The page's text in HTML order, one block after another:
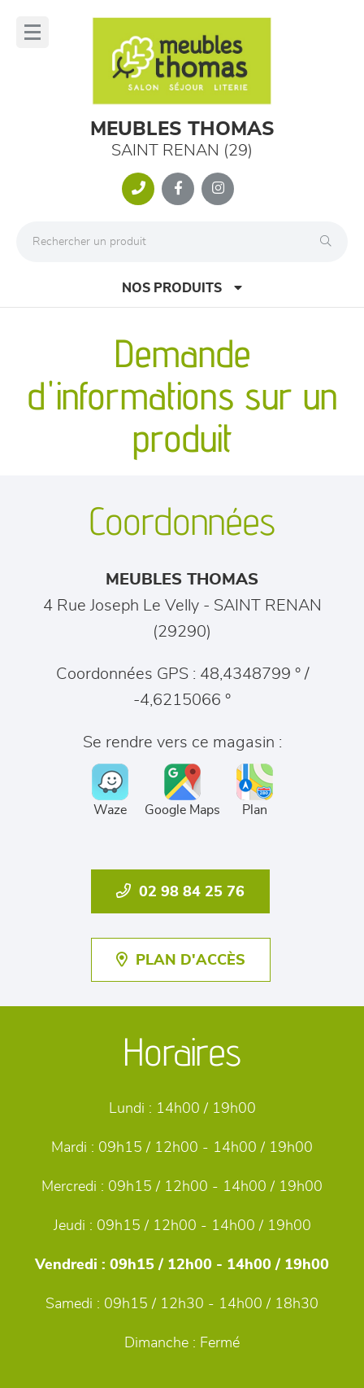
MEUBLES THOMAS
SAINT RENAN (29)
NOS PRODUITS
canapés et fauteuils
séjours
meubles de complément
chambres et dressing
décoration
Demande
d'informations sur un
produit
Coordonnées
MEUBLES THOMAS
4 Rue Joseph Le Velly - SAINT RENAN
(29290)
Coordonnées GPS : 48,4348799 ° /
-4,6215066 °
Se rendre vers ce magasin :
Waze Google Maps Plan
02 98 84 25 76
PLAN D'ACCÈS
Horaires
Lundi : 14h00 / 19h00
Mardi : 09h15 / 12h00 - 14h00 / 19h00
Mercredi : 09h15 / 12h00 - 14h00 / 19h00
Jeudi : 09h15 / 12h00 - 14h00 / 19h00
Vendredi : 09h15 / 12h00 - 14h00 / 19h00
Samedi : 09h15 / 12h30 - 14h00 / 18h30
Dimanche : Fermé